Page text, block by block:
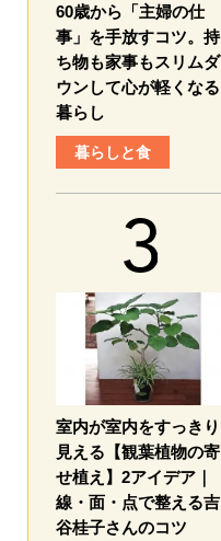
60歳から「主婦の仕
事」を手放すコツ。持
ち物も家事もスリムダ
ウンして心が軽くなる
暮らし
暮らしと食
室内が室内をすっきり
見える【観葉植物の寄
せ植え】2アイデア｜
線・面・点で整える吉
谷桂子さんのコツ